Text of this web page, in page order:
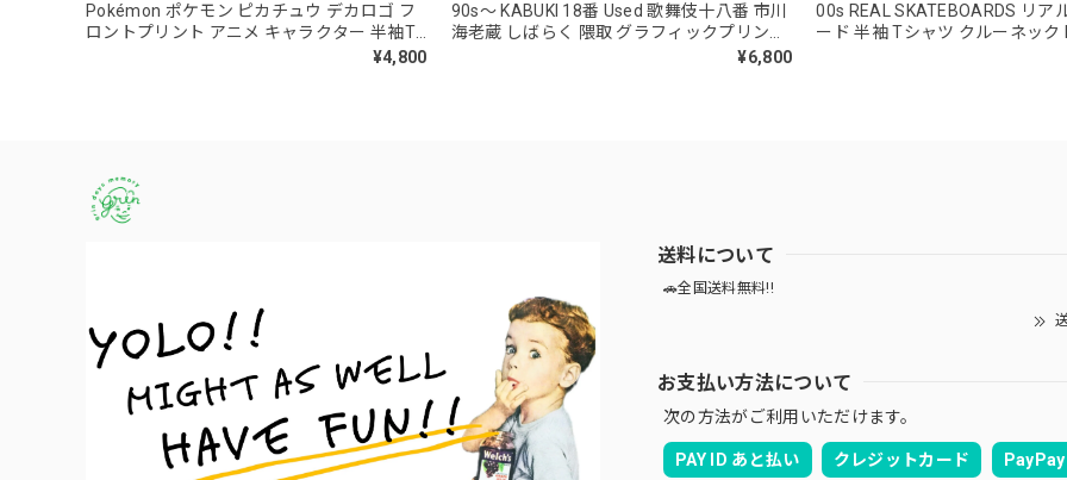
Pokémon ポケモン ピカチュウ デカロゴ フ
ロントプリント アニメ キャラクター 半袖T
シャツ ネイビー USED ヴィンテージ ビンテ
¥4,800
90s～ KABUKI 18番 Used 歌舞伎十八番 市川
海老蔵 しばらく 隈取 グラフィックプリント
クルーネック半袖Tシャツ ホワイト Sサイズ
¥6,800
00s REAL SKATEBOARDS リア
ード 半袖 Tシャツ クルーネック
送料について
🚗全国送料無料!!
お支払い方法について
次の方法がご利用いただけます。
PAY ID あと払い クレジットカード PayPay